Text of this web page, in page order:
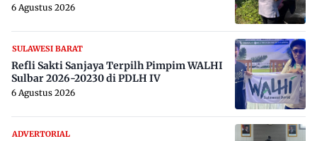
6 Agustus 2026
SULAWESI BARAT
Refli Sakti Sanjaya Terpilh Pimpim WALHI
Sulbar 2026-20230 di PDLH IV
6 Agustus 2026
ADVERTORIAL